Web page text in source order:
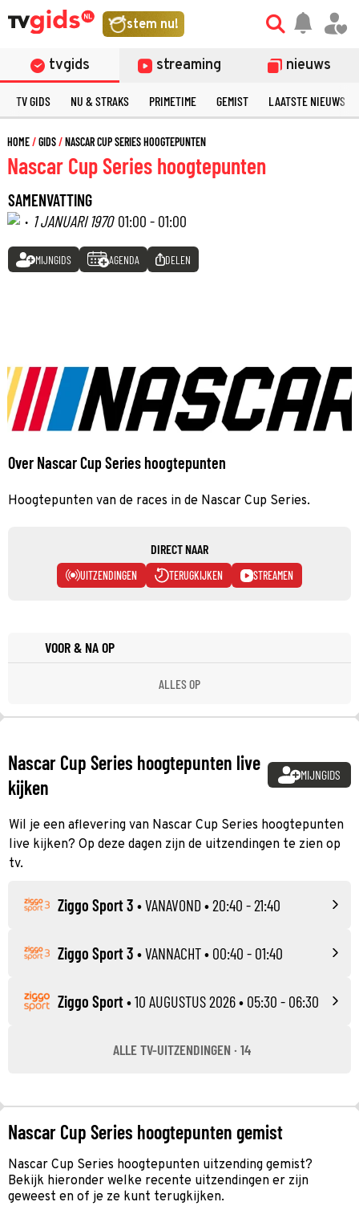
stem nu!
tvgids streaming nieuws
TV GIDS NU & STRAKS PRIMETIME GEMIST LAATSTE NIEUWS
HOME GIDS NASCAR CUP SERIES HOOGTEPUNTEN
Nascar Cup Series hoogtepunten
SAMENVATTING
· 1 JANUARI 1970 01:00 - 01:00
MIJNGIDS AGENDA DELEN
Over Nascar Cup Series hoogtepunten
Hoogtepunten van de races in de Nascar Cup Series.
DIRECT NAAR
UITZENDINGEN TERUGKIJKEN STREAMEN
VOOR & NA OP
ALLES OP
Nascar Cup Series hoogtepunten live
kijken
MIJNGIDS
Wil je een aflevering van Nascar Cup Series hoogtepunten
live kijken? Op deze dagen zijn de uitzendingen te zien op
tv.
Ziggo Sport 3 •VANAVOND • 20:40 - 21:40
Ziggo Sport 3 •VANNACHT• 00:40 - 01:40
Ziggo Sport•10 AUGUSTUS 2026• 05:30 - 06:30
ALLE TV-UITZENDINGEN · 14
Nascar Cup Series hoogtepunten gemist
Nascar Cup Series hoogtepunten uitzending gemist?
Bekijk hieronder welke recente uitzendingen er zijn
geweest en of je ze kunt terugkijken.